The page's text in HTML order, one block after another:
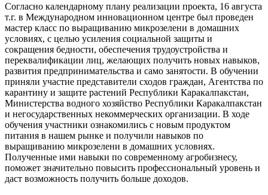
Согласно календарному плану реализации проекта, 16 августа
т.г. в Международном инновационном центре был проведен
мастер класс по выращиванию микрозелени в домашних
условиях, с целью усиления социальной защиты и
сокращения бедности, обеспечения трудоустройства и
переквалификации лиц, желающих получить новых навыков,
развития предпринимательства и само занятости. В обучении
приняли участие представители сходов граждан, Агентства по
карантину и защите растений Республики Каракалпакстан,
Министерства водного хозяйство Республики Каракалпакстан
и негосударственных некоммерческих организации. В ходе
обучения участники ознакомились с новым продуктом
питания в нашем рынке и получили навыков по
выращиванию микрозелени в домашних условиях.
Полученные ими навыки по современному агробизнесу,
поможет значительно повысить профессиональный уровень и
даст возможность получить больше доходов.